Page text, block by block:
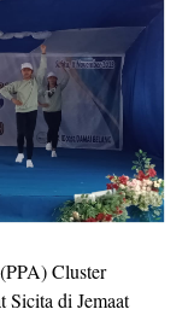
Cluster
Sicita di Jemaat